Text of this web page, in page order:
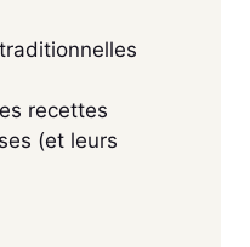
recettes
(et leurs